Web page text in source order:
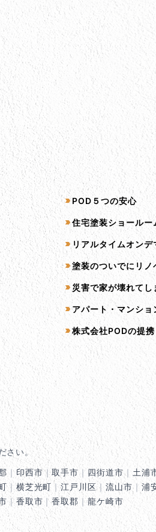
サービス一覧
POD５つの安心
住宅塗装ショールー
リアルタイムオンデ
塗装のついでにリ
災害で家が壊れてし
アパート・マンショ
株式会社PODの提
さい。
｜ 印西市｜取手市 ｜四街道市｜ 土浦
｜横芝光町 ｜江戸川区｜流山市｜浦
｜香取市 ｜香取郡 ｜龍ケ崎市